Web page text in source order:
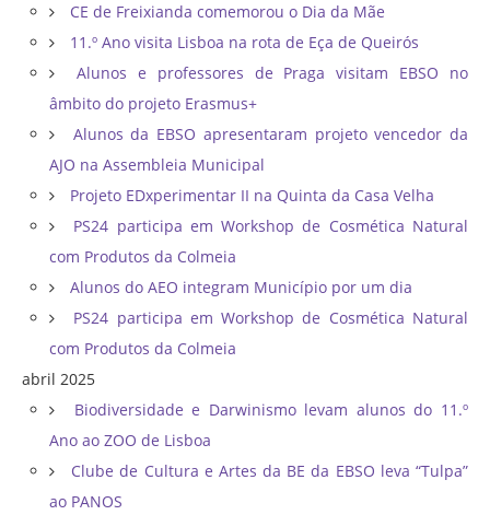
CE de Freixianda comemorou o Dia da Mãe
11.º Ano visita Lisboa na rota de Eça de Queirós
Alunos e professores de Praga visitam EBSO no
âmbito do projeto Erasmus+
Alunos da EBSO apresentaram projeto vencedor da
AJO na Assembleia Municipal
Projeto EDxperimentar II na Quinta da Casa Velha
PS24 participa em Workshop de Cosmética Natural
com Produtos da Colmeia
Alunos do AEO integram Município por um dia
PS24 participa em Workshop de Cosmética Natural
com Produtos da Colmeia
abril 2025
Biodiversidade e Darwinismo levam alunos do 11.º
Ano ao ZOO de Lisboa
Clube de Cultura e Artes da BE da EBSO leva “Tulpa”
ao PANOS